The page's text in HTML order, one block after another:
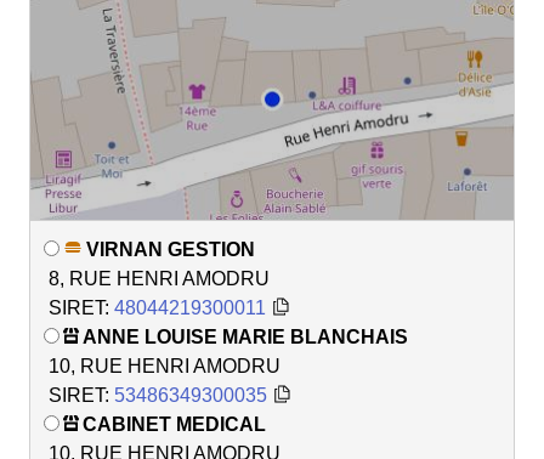
VIRNAN GESTION
8, RUE HENRI AMODRU
SIRET: 48044219300011
ANNE LOUISE MARIE BLANCHAIS
10, RUE HENRI AMODRU
SIRET: 53486349300035
CABINET MEDICAL
10, RUE HENRI AMODRU